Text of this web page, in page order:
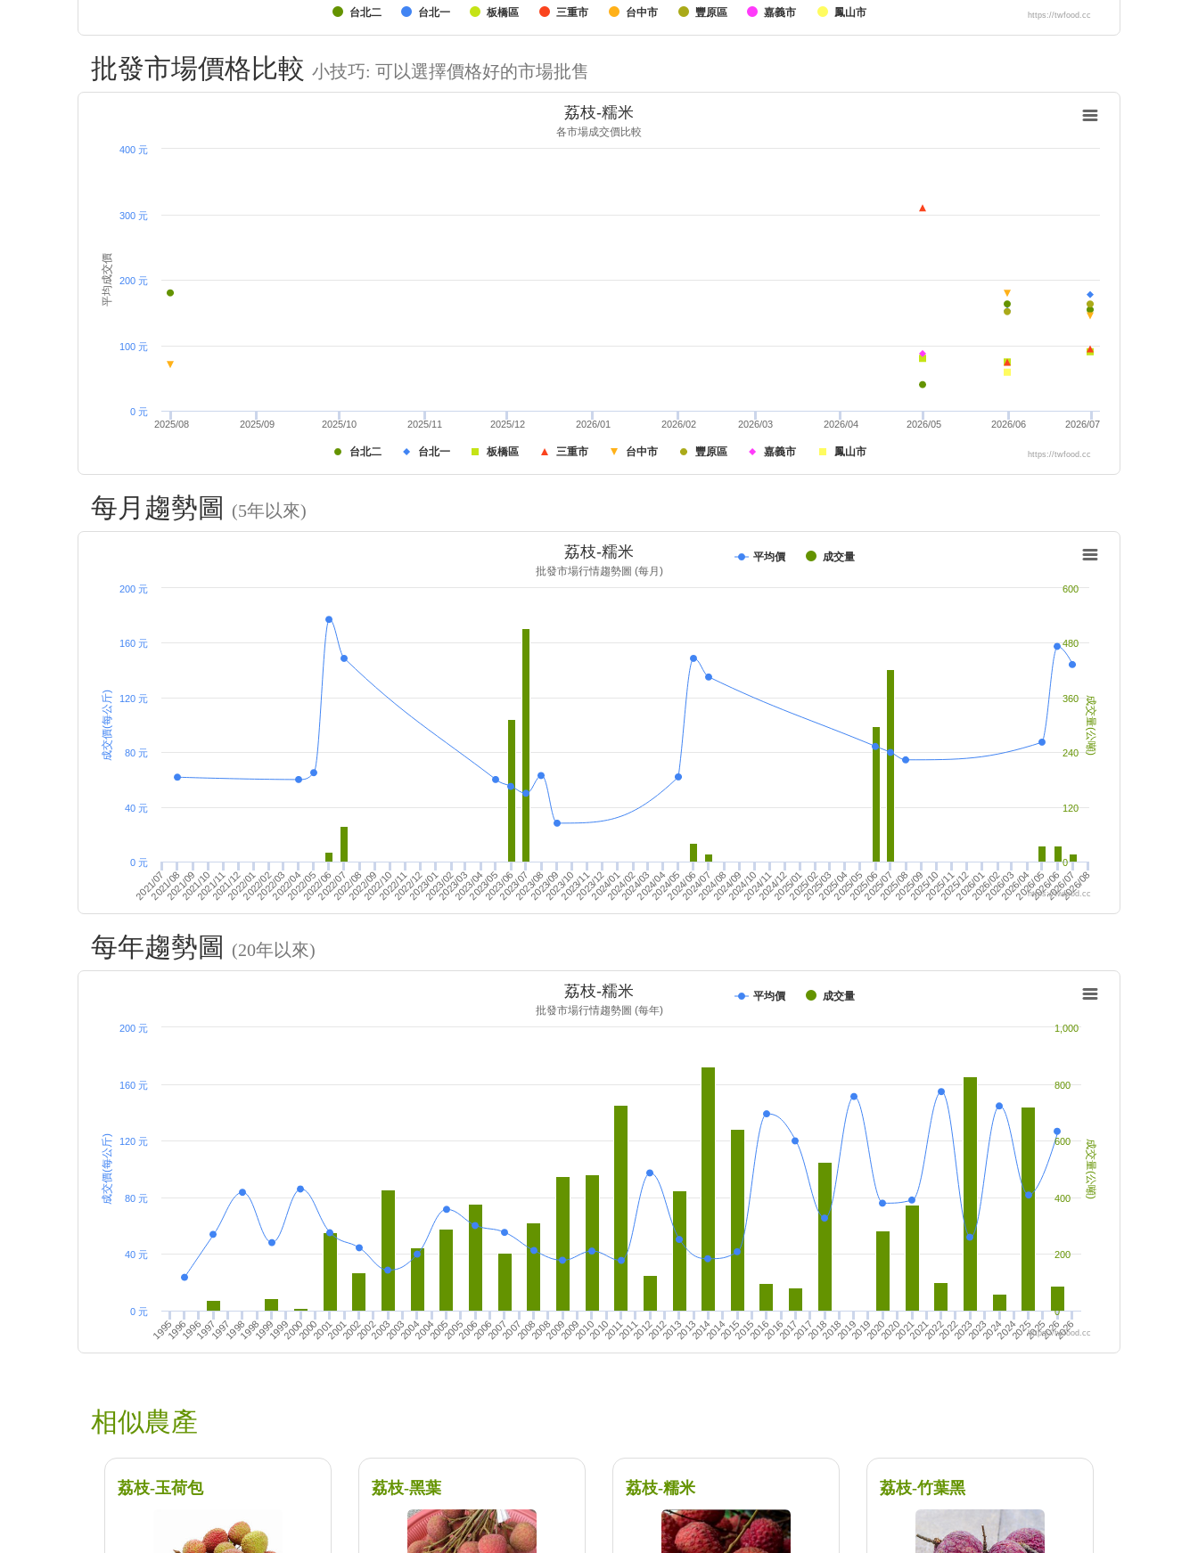
台北二 台北一 板橋區 三重市 台中市 豐原區 嘉義市 鳳山市 https://twfood.cc
批發市場價格比較 小技巧: 可以選擇價格好的市場批售
平均成交價
荔枝-糯米
各市場成交價比較
台北二 台北一 板橋區 三重市 台中市 豐原區 嘉義市 鳳山市
2025/08 2025/09 2025/10 2025/11 2025/12 2026/01 2026/02 2026/03 2026/04 2026/05 2026/06 2026/07
0 元
100 元
200 元
300 元
400 元
https://twfood.cc
每月趨勢圖 (5年以來)
成交價(每公斤) 成交量(公噸)
荔枝-糯米
批發市場行情趨勢圖 (每月)
平均價 成交量
2021/07
2021/082021/092021/102021/112021/122022/012022/02
2022/032022/042022/052022/062022/072022/082022/092022/102022/112022/122023/012023/02
2023/032023/042023/052023/062023/072023/082023/092023/102023/112023/122024/012024/022024/032024/042024/052024/062024/072024/082024/092024/102024/112024/122025/012025/02
2025/032025/042025/052025/062025/072025/082025/092025/102025/112025/122026/012026/02
2026/032026/042026/052026/062026/072026/08
0 元
40 元
80 元
120 元
160 元
200 元
0
120
240
360
480
600
https://twfood.cc
每年趨勢圖 (20年以來)
成交價(每公斤) 成交量(公噸)
荔枝-糯米
批發市場行情趨勢圖 (每年)
平均價 成交量
199519961996199719971998199819991999200020002001200120022002200320032004200420052005200620062007200720082008200920092010201020112011201220122013201320142014201520152016201620172017201820182019201920202020202120212022202220232023202420242025202520262026
0 元
40 元
80 元
120 元
160 元
200 元
0
200
400
600
800
1,000
https://twfood.cc
相似農產
荔枝-玉荷包 荔枝-黑葉 荔枝-糯米 荔枝-竹葉黑